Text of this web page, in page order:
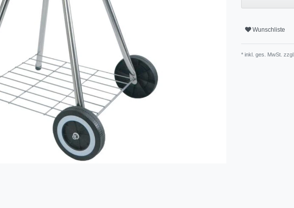
Wunschliste
* inkl. ges. MwSt. zzgl.